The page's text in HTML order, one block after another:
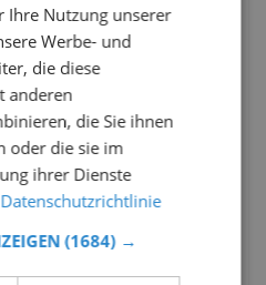
Ihre Nutzung unserer
Werbe- und
die diese
anderen
die Sie ihnen
oder die sie im
ihrer Dienste
Datenschutzrichtlinie
(1684) →